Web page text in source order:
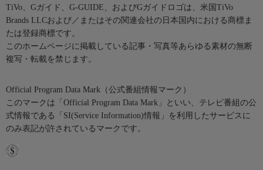
TiVo、Gガイド、G-GUIDE、およびGガイドロゴは、米国TiVo
Brands LLCおよび／またはその関連会社の日本国内における商標ま
たは登録商標です。
このホームページに掲載している記事・写真等あらゆる素材の無断
複写・転載を禁じます。
Official Program Data Mark（公式番組情報マーク）
このマークは「Official Program Data Mark」といい、テレビ番組の公
式情報である「SI(Service Information)情報」を利用したサービスに
のみ表記が許されているマークです。